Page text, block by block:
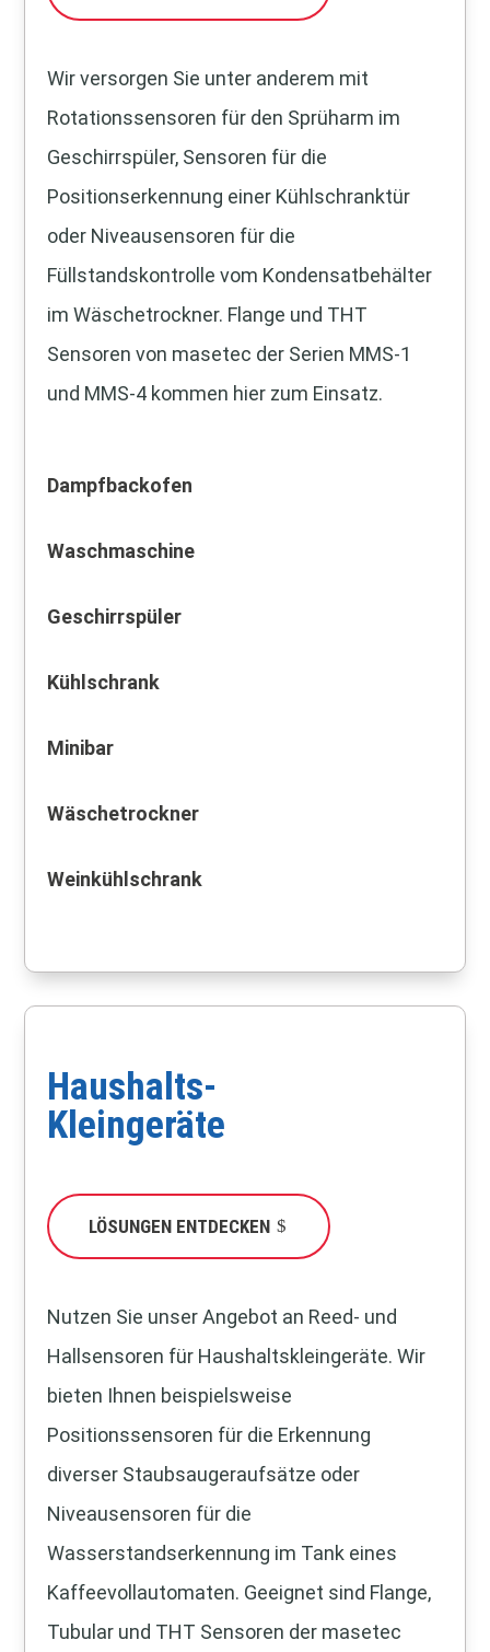
Wir versorgen Sie unter anderem mit
Rotationssensoren für den Sprüharm im
Geschirrspüler, Sensoren für die
Positionserkennung einer Kühlschranktür
oder Niveausensoren für die
Füllstandskontrolle vom Kondensatbehälter
im Wäschetrockner. Flange und THT
Sensoren von masetec der Serien MMS-1
und MMS-4 kommen hier zum Einsatz.
Dampfbackofen
Waschmaschine
Geschirrspüler
Kühlschrank
Minibar
Wäschetrockner
Weinkühlschrank
Haushalts-
Kleingeräte
LÖSUNGEN ENTDECKEN
Nutzen Sie unser Angebot an Reed- und
Hallsensoren für Haushaltskleingeräte. Wir
bieten Ihnen beispielsweise
Positionssensoren für die Erkennung
diverser Staubsaugeraufsätze oder
Niveausensoren für die
Wasserstandserkennung im Tank eines
Kaffeevollautomaten. Geeignet sind Flange,
Tubular und THT Sensoren der masetec